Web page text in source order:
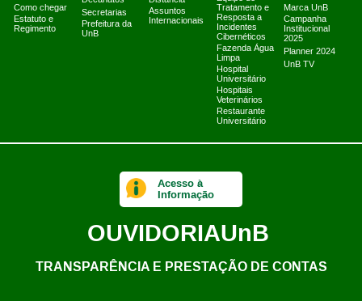
Como chegar
Estatuto e
Regimento
Secretarias
Prefeitura da
UnB
Assuntos
Internacionais
Tratamento e
Resposta a
Incidentes
Cibernéticos
Fazenda Água
Limpa
Hospital
Universitário
Hospitais
Veterinários
Restaurante
Universitário
Marca UnB
Campanha
Institucional
2025
Planner 2024
UnB TV
Acesso à
Informação
OUVIDORIAUnB
TRANSPARÊNCIA E PRESTAÇÃO DE CONTAS